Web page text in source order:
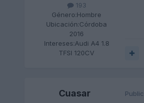
193
Género:Hombre
Ubicación:Córdoba
2016
Intereses:Audi A4 1.8
TFSI 120CV
Cuasar